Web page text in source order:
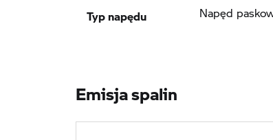
Typ napędu Napęd
Emisja spalin